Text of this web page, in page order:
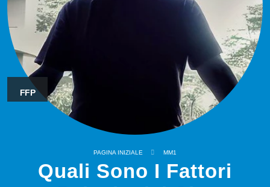
FFP
PAGINA INIZIALE MM1
Quali Sono I Fattori